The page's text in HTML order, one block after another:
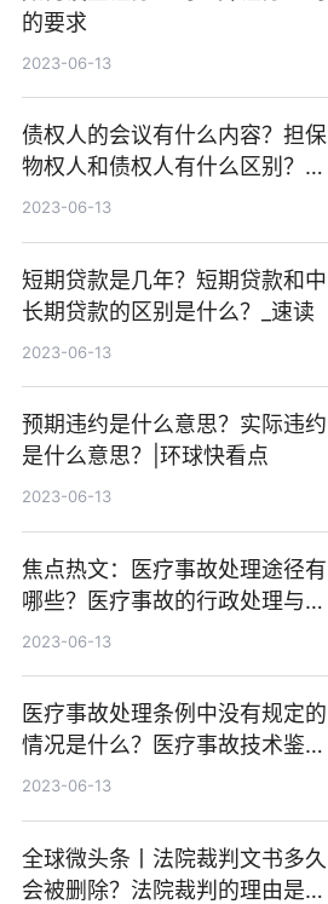
的要求
2023-06-13
债权人的会议有什么内容？担保
物权人和债权人有什么区别？有
优先受偿权的人主要指的是哪些
2023-06-13
短期贷款是几年？短期贷款和中
长期贷款的区别是什么？_速读
2023-06-13
预期违约是什么意思？实际违约
是什么意思？|环球快看点
2023-06-13
焦点热文：医疗事故处理途径有
哪些？医疗事故的行政处理与监
督有哪些？
2023-06-13
医疗事故处理条例中没有规定的
情况是什么？医疗事故技术鉴定
的材料都有哪些？
2023-06-13
全球微头条丨法院裁判文书多久
会被删除？法院裁判的理由是什